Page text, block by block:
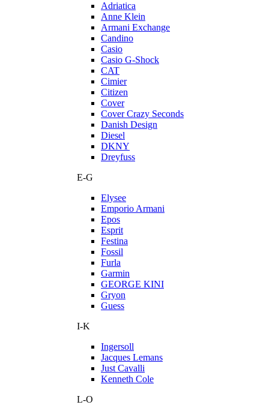
Adriatica
Anne Klein
Armani Exchange
Candino
Casio
Casio G-Shock
CAT
Cimier
Citizen
Cover
Cover Crazy Seconds
Danish Design
Diesel
DKNY
Dreyfuss
E-G
Elysee
Emporio Armani
Epos
Esprit
Festina
Fossil
Furla
Garmin
GEORGE KINI
Gryon
Guess
I-K
Ingersoll
Jacques Lemans
Just Cavalli
Kenneth Cole
L-O